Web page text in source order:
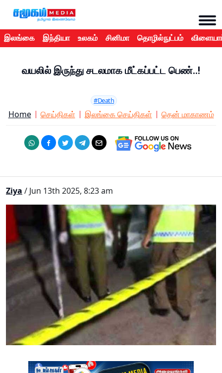
இலங்கை இந்தியா உலகம் சினிமா தொழில்நுட்பம்
வயலில் இருந்து சடலமாக மீட்கப்பட்ட பெண்..!
#Death
Home செய்திகள் இலங்கை செய்திகள் தென் மாகாணம்
Ziya / Jun 13th 2025, 8:23 am